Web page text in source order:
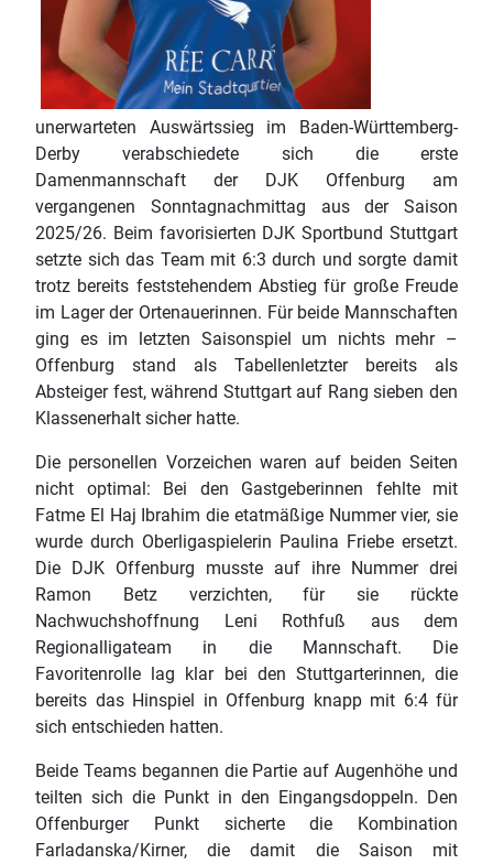
unerwarteten Auswärtssieg im Baden-Württemberg-
Derby verabschiedete sich die erste
Damenmannschaft der DJK Offenburg am
vergangenen Sonntagnachmittag aus der Saison
2025/26. Beim favorisierten DJK Sportbund Stuttgart
setzte sich das Team mit 6:3 durch und sorgte damit
trotz bereits feststehendem Abstieg für große Freude
im Lager der Ortenauerinnen. Für beide Mannschaften
ging es im letzten Saisonspiel um nichts mehr –
Offenburg stand als Tabellenletzter bereits als
Absteiger fest, während Stuttgart auf Rang sieben den
Klassenerhalt sicher hatte.
Die personellen Vorzeichen waren auf beiden Seiten
nicht optimal: Bei den Gastgeberinnen fehlte mit
Fatme El Haj Ibrahim die etatmäßige Nummer vier, sie
wurde durch Oberligaspielerin Paulina Friebe ersetzt.
Die DJK Offenburg musste auf ihre Nummer drei
Ramon Betz verzichten, für sie rückte
Nachwuchshoffnung Leni Rothfuß aus dem
Regionalligateam in die Mannschaft. Die
Favoritenrolle lag klar bei den Stuttgarterinnen, die
bereits das Hinspiel in Offenburg knapp mit 6:4 für
sich entschieden hatten.
Beide Teams begannen die Partie auf Augenhöhe und
teilten sich die Punkt in den Eingangsdoppeln. Den
Offenburger Punkt sicherte die Kombination
Farladanska/Kirner, die damit die Saison mit